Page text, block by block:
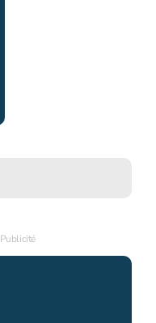
Publicité